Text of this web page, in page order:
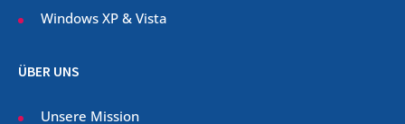
Windows XP & Vista
ÜBER UNS
Unsere Mission